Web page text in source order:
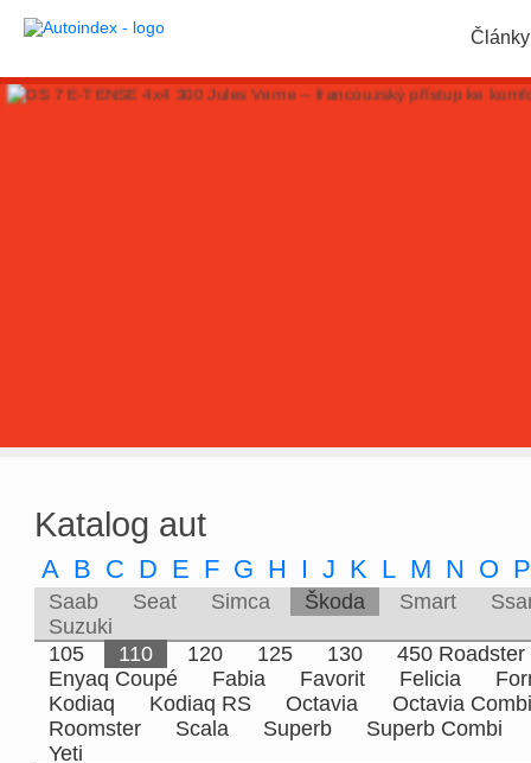
Články
Katalog aut
A B C D E F G H I J K L M N O P
Saab Seat Simca Škoda Smart
Suzuki
105
110 120 125 130
450 Roadster
Enyaq Coupé
Fabia Favorit Felicia
Kodiaq
Kodiaq RS Octavia
Octavia
Roomster
Scala Superb
Superb Combi
Yeti